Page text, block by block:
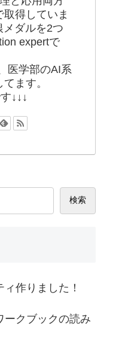
得していま
ダルを2つ
expertで
医学部のAI系
ます。
↓↓↓
検索
作りました！
ークブックの読み